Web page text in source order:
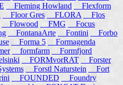
Fleming Howland
Flexform
Floor Gres FLORA
Flos
Flowood FMG
Focus
FontanaArte Fontini
Forbo
Forma 5
Formagenda
formfarm
Formfjord
FORMvorRAT
Forster
Forstl Naturstein
Fort
FOUNDED
Foundry